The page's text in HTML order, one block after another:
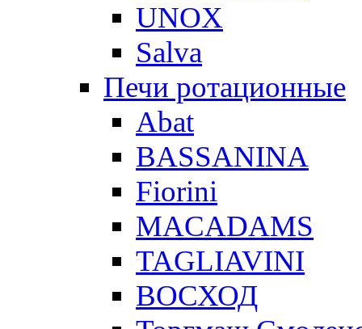
UNOX
Salva
Печи ротационные
Abat
BASSANINA
Fiorini
MACADAMS
TAGLIAVINI
ВОСХОД